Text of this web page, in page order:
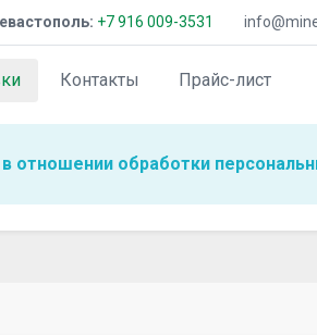
+7 916 009-3531
Контакты Прайс-лист
в отношении обработки